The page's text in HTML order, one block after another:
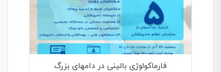
فارماکولوژی بالینی در دامهای بزرگ